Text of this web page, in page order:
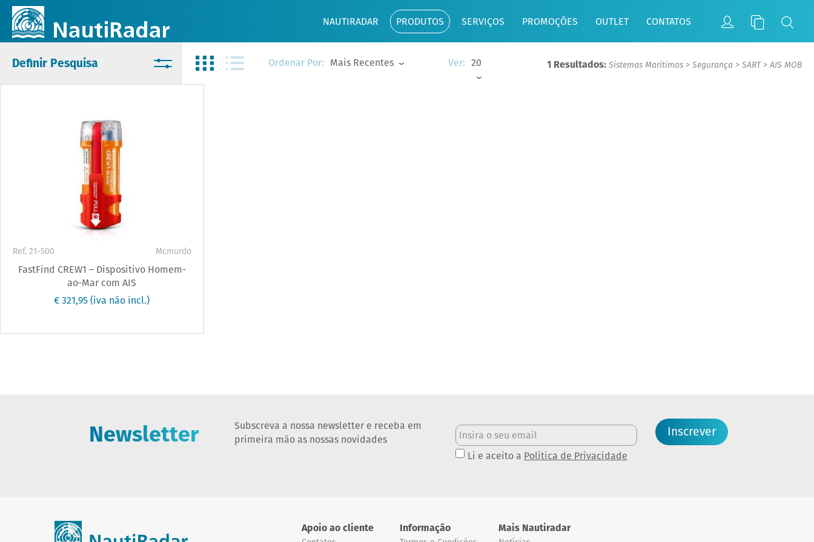
NAUTIRADAR PRODUTOS SERVIÇOS PROMOÇÕES OUTLET CONTATOS
Definir Pesquisa Ordenar Por: Mais Recentes Ver: 20 1 Resultados: Sistemas Marítimos > Segurança > SART>AIS MOB
Ref. 21-500 Mcmurdo
FastFind CREW1 – Dispositivo Homem-
ao-Mar com AIS
€ 321,95(iva não incl.)
Newsletter
Subscreva a nossa newsletter e receba em
primeira mão as nossas novidades
Li e aceito a Política de Privacidade
Inscrever
Apoio ao cliente Informação Mais Nautiradar